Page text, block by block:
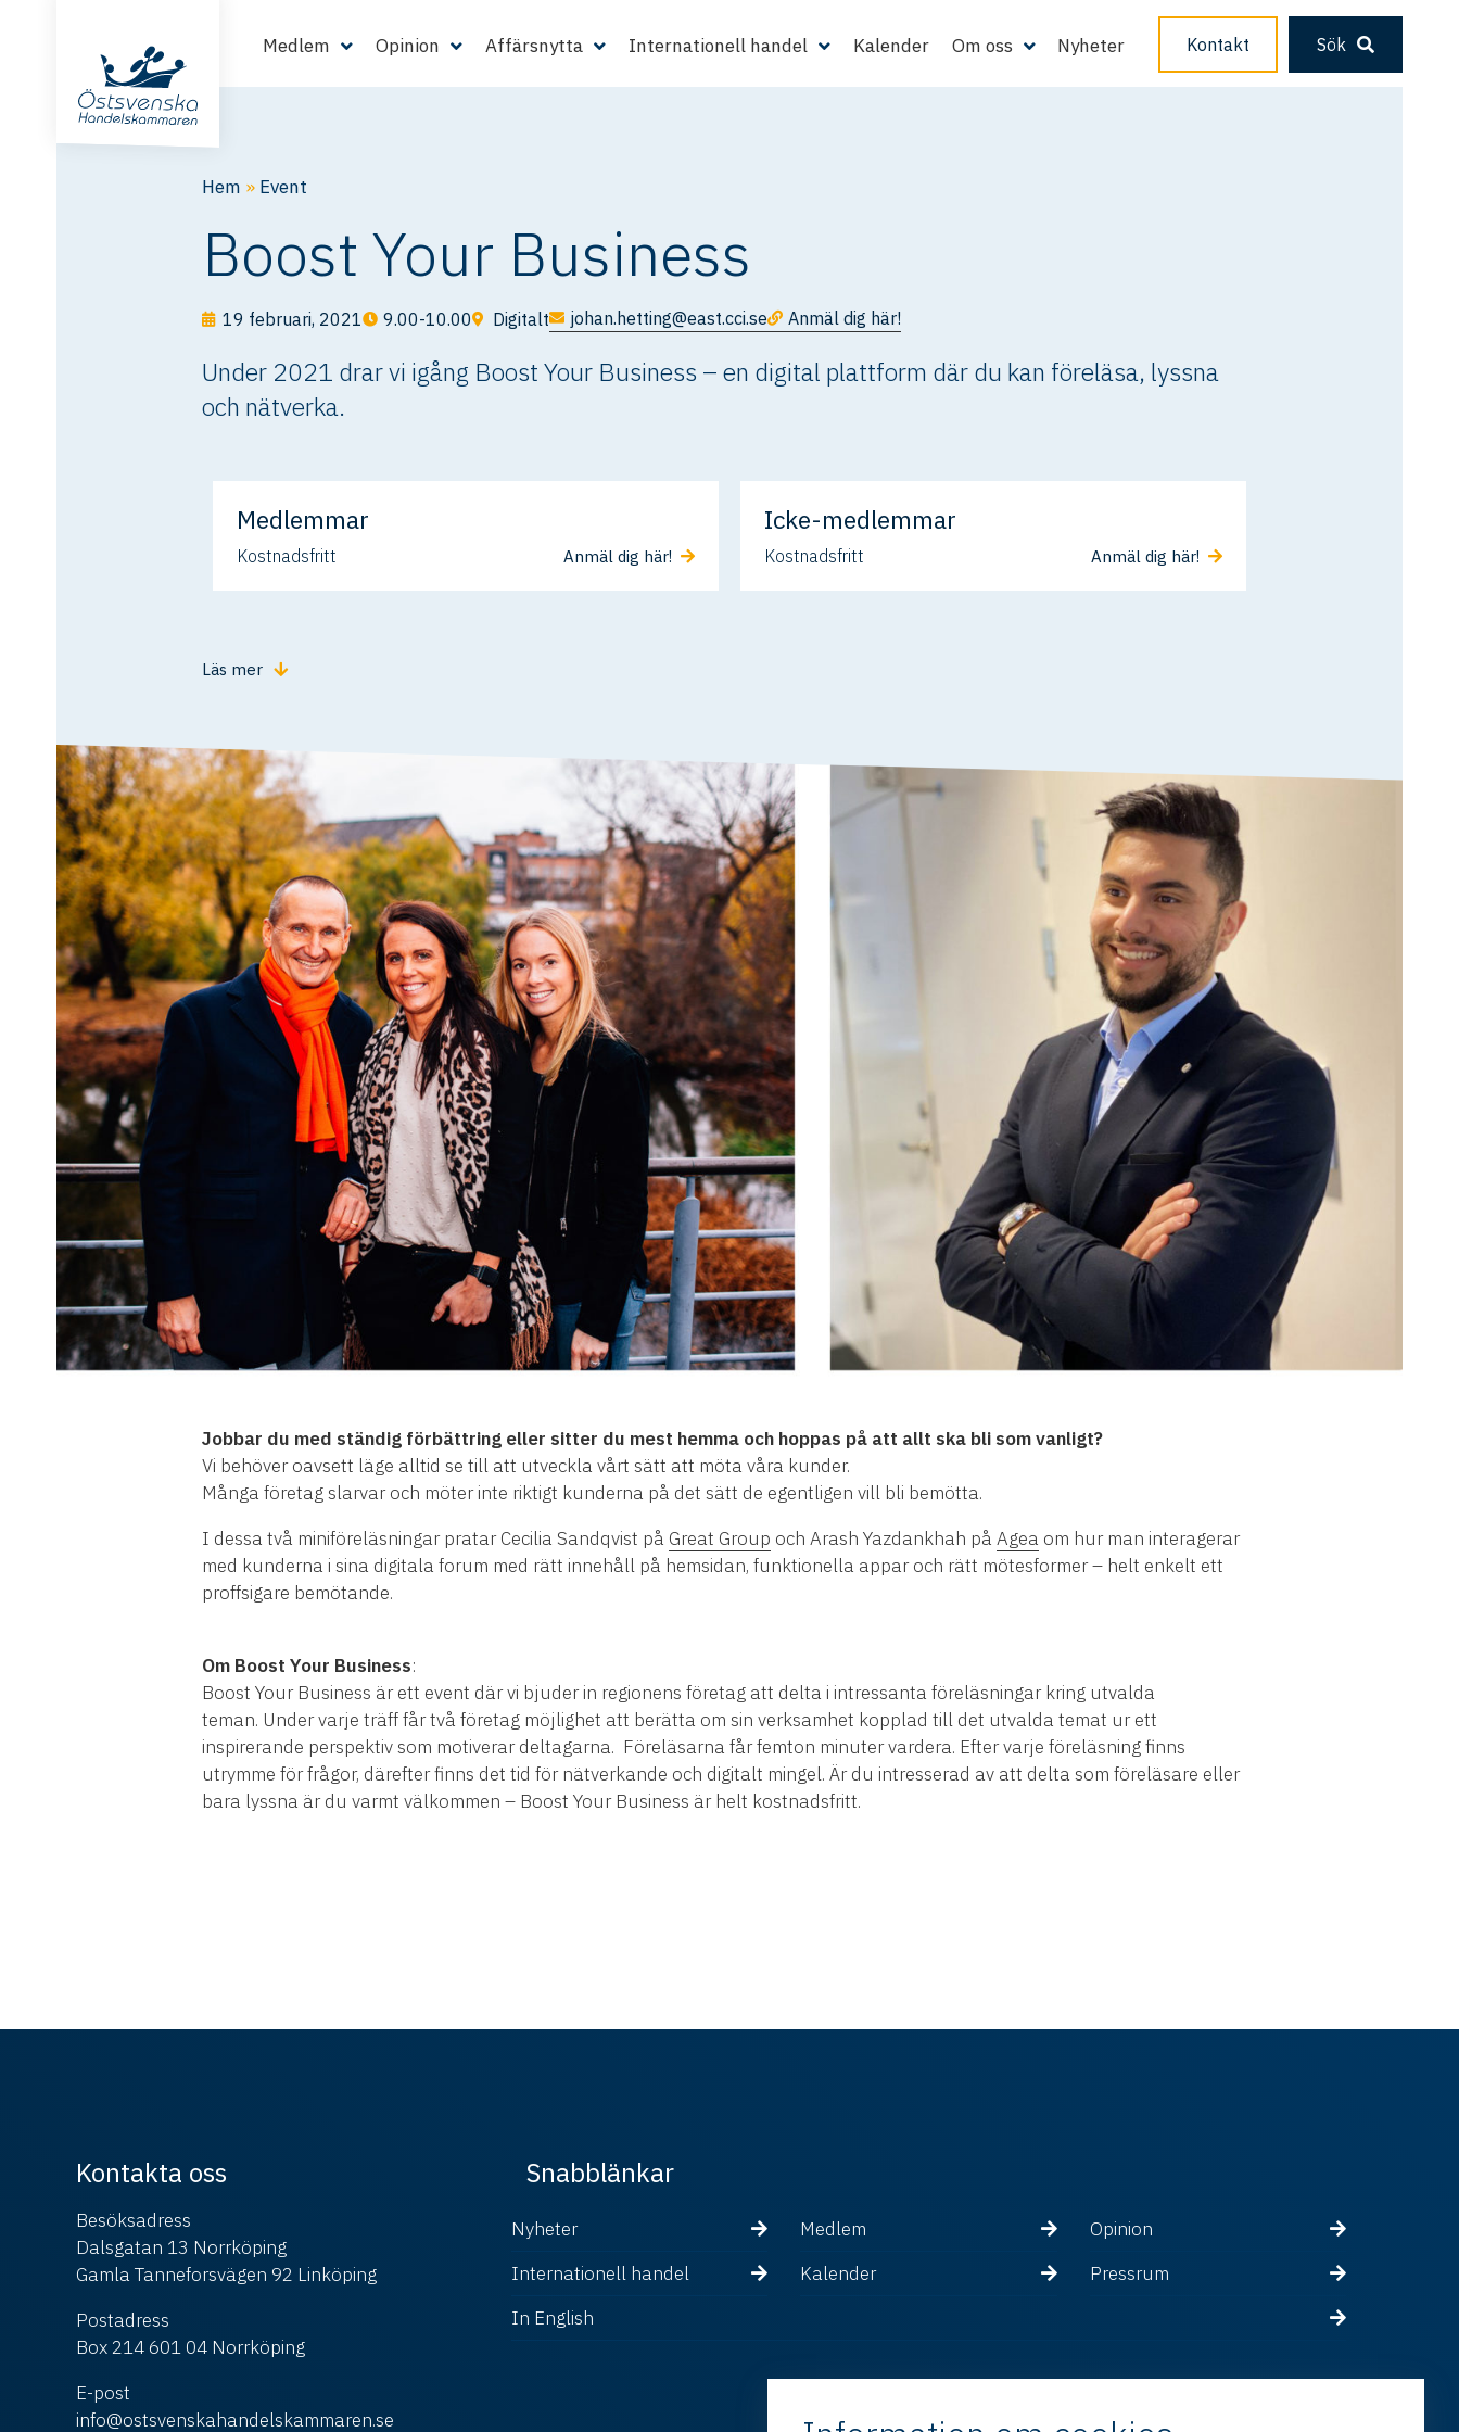
Medlem Opinion Affärsnytta Internationell handel Kalender Om oss Nyheter Kontakt Sök
Hem » Event
Boost Your Business
19 februari, 2021 9.00-10.00 Digitalt johan.hetting@east.cci.se Anmäl dig här!
Under 2021 drar vi igång Boost Your Business – en digital plattform där du kan föreläsa, lyssna
och nätverka.
Medlemmar
Kostnadsfritt Anmäl dig här!
Icke-medlemmar
Kostnadsfritt Anmäl dig här!
Läs mer
Jobbar du med ständig förbättring eller sitter du mest hemma och hoppas på att allt ska bli som vanligt?
Vi behöver oavsett läge alltid se till att utveckla vårt sätt att möta våra kunder.
Många företag slarvar och möter inte riktigt kunderna på det sätt de egentligen vill bli bemötta.
I dessa två miniföreläsningar pratar Cecilia Sandqvist på Great Group och Arash Yazdankhah på Agea om hur man interagerar
med kunderna i sina digitala forum med rätt innehåll på hemsidan, funktionella appar och rätt mötesformer – helt enkelt ett
proffsigare bemötande.
Om Boost Your Business:
Boost Your Business är ett event där vi bjuder in regionens företag att delta i intressanta föreläsningar kring utvalda
teman. Under varje träff får två företag möjlighet att berätta om sin verksamhet kopplad till det utvalda temat ur ett
inspirerande perspektiv som motiverar deltagarna. Föreläsarna får femton minuter vardera. Efter varje föreläsning finns
utrymme för frågor, därefter finns det tid för nätverkande och digitalt mingel. Är du intresserad av att delta som föreläsare eller
bara lyssna är du varmt välkommen – Boost Your Business är helt kostnadsfritt.
Kontakta oss
Besöksadress
Dalsgatan 13 Norrköping
Gamla Tanneforsvägen 92 Linköping
Postadress
Box 214 601 04 Norrköping
E-post
info@ostsvenskahandelskammaren.se
Snabblänkar
Nyheter Medlem
Opinion
Internationell handel
Kalender
Pressrum
In English